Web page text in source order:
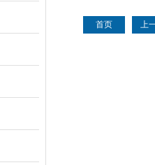
省仁怀
首页 上